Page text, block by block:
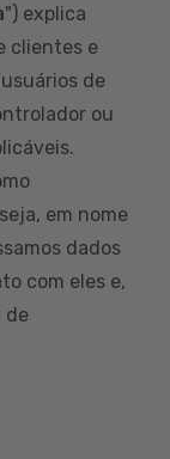
") explica
clientes e
de
ou
em nome
dados
com eles e,
de